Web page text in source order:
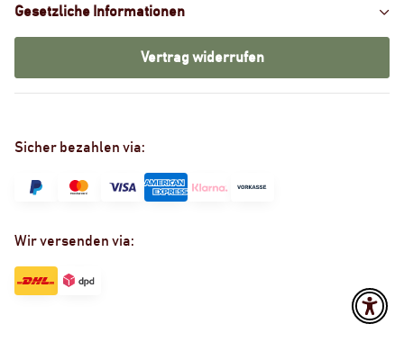
Gesetzliche Informationen
Vertrag widerrufen
Sicher bezahlen via:
Wir versenden via: